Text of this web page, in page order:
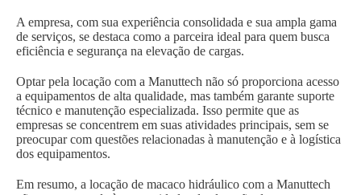
A empresa, com sua experiência consolidada e sua ampla gama
de serviços, se destaca como a parceira ideal para quem busca
eficiência e segurança na elevação de cargas.
Optar pela locação com a Manuttech não só proporciona acesso
a equipamentos de alta qualidade, mas também garante suporte
técnico e manutenção especializada. Isso permite que as
empresas se concentrem em suas atividades principais, sem se
preocupar com questões relacionadas à manutenção e à logística
dos equipamentos.
Em resumo, a locação de macaco hidráulico com a Manuttech